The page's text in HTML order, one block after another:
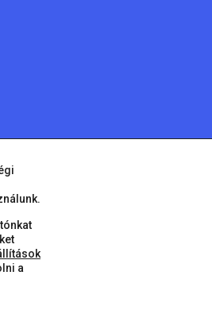
Város • Minden jog fenntartva!
a